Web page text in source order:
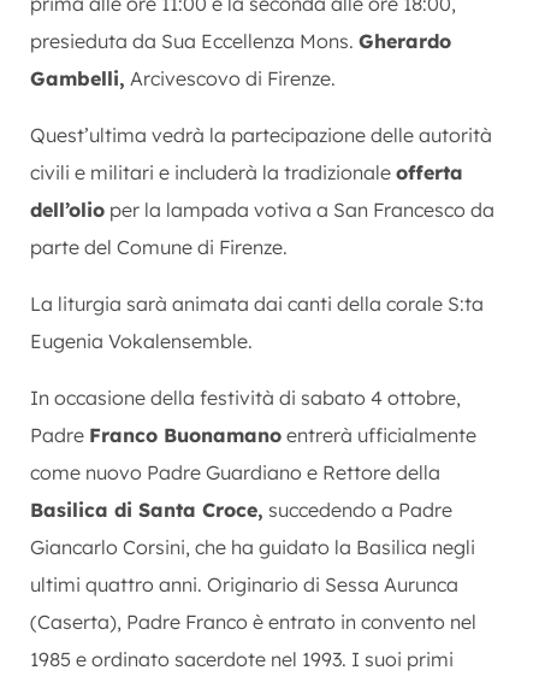
presieduta da Sua Eccellenza Mons. Gherardo
Gambelli, Arcivescovo di Firenze.
Quest’ultima vedrà la partecipazione delle autorità
civili e militari e includerà la tradizionale offerta
dell’olio per la lampada votiva a San Francesco da
parte del Comune di Firenze.
La liturgia sarà animata dai canti della corale S:ta
Eugenia Vokalensemble.
In occasione della festività di sabato 4 ottobre,
Padre Franco Buonamano entrerà ufficialmente
come nuovo Padre Guardiano e Rettore della
Basilica di Santa Croce, succedendo a Padre
Giancarlo Corsini, che ha guidato la Basilica negli
ultimi quattro anni. Originario di Sessa Aurunca
(Caserta), Padre Franco è entrato in convento nel
1985 e ordinato sacerdote nel 1993. I suoi primi